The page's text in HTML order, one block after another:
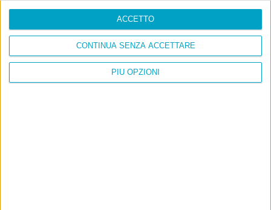
PIÙ OPZIONI
CONTINUA SENZA ACCETTARE
ACCETTO